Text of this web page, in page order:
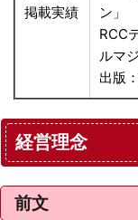
掲載実績
ン」
RCC
ルマ
出版
経営理念
前文